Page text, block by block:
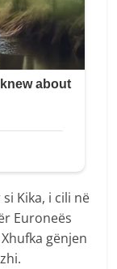
Kika, i cili në
Euroneës
gënjen